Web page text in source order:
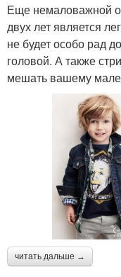
Еще немаловажной
двух лет является
не будет особо рад
головой. А также
мешать вашему
читать дальше →